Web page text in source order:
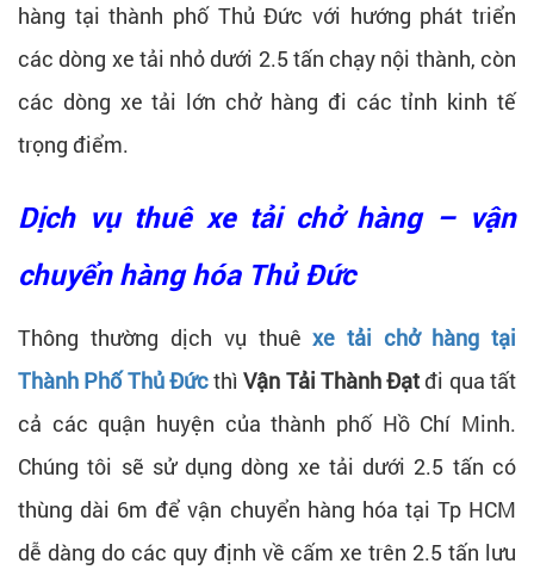
hàng tại thành phố Thủ Đức với hướng phát triển
các dòng xe tải nhỏ dưới 2.5 tấn chạy nội thành, còn
các dòng xe tải lớn chở hàng đi các tỉnh kinh tế
trọng điểm.
Dịch vụ thuê xe tải chở hàng – vận
chuyển hàng hóa Thủ Đức
Thông thường dịch vụ thuêxe tải chở hàng tại
Thành Phố Thủ ĐứcthìVận Tải Thành Đạt đi qua tất
cả các quận huyện của thành phố Hồ Chí Minh.
Chúng tôi sẽ sử dụng dòng xe tải dưới 2.5 tấn có
thùng dài 6m để vận chuyển hàng hóa tại Tp HCM
dễ dàng do các quy định về cấm xe trên 2.5 tấn lưu